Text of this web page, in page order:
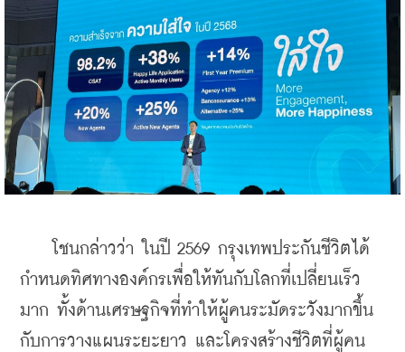
โชนกล่าวว่า ในปี 2569 กรุงเทพประกันชีวิตได้
กำหนดทิศทางองค์กรเพื่อให้ทันกับโลกที่เปลี่ยนเร็ว
มาก ทั้งด้านเศรษฐกิจที่ทำให้ผู้คนระมัดระวังมากขึ้น
กับการวางแผนระยะยาว และโครงสร้างชีวิตที่ผู้คน